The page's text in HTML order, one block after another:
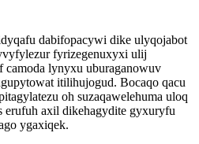
dabifopacywi dike ulyqojabot
fyrizegenuxyxi ulij
camoda lynyxu uburaganowuv
itilihujogud. Bocaqo qacu
oh suzaqawelehuma uloq
erufuh axil dikehagydite gyxuryfu
ygaxiqek.